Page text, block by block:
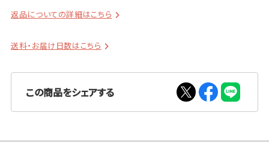
返品についての詳細はこちら
送料・お届け日数はこちら
この商品をシェアする